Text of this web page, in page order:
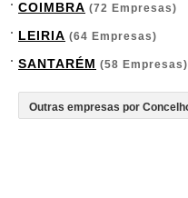
COIMBRA (72 Empresas)
LEIRIA (64 Empresas)
SANTARÉM (58 Empresas)